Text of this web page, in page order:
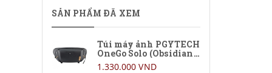
SẢN PHẨM ĐÃ XEM
Túi máy ảnh PGYTECH
OneGo Solo (Obsidian
Black)
1.330.000 VND